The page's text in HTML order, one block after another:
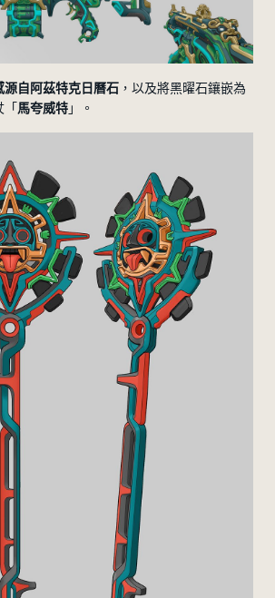
自阿茲特克日曆石 ，以及將黑曜石鑲嵌為
馬夸威特」。